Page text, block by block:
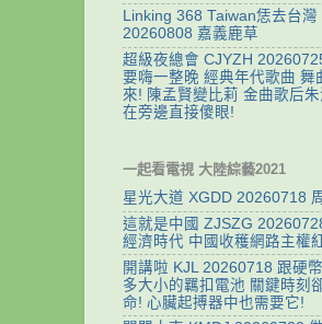
Linking 368 Taiwan恁去台灣
20260808 嘉義鹿草
超級夜總會 CJYZH
要嗨一整晚 經典年代歌曲 舞
來! 陳孟賢變比莉 金曲歌后朱
在旁邊直接傻眼!
一起看電視 大陸綜藝2021
星光大道 XGDD 20260718
這就是中國 ZJSZG
經濟時代 中國收穫網路主權
開講啦 KJL 20260718 跟硬
多大小的羈扣電池 關鍵時刻
命! 心臟起搏器中也需要它!